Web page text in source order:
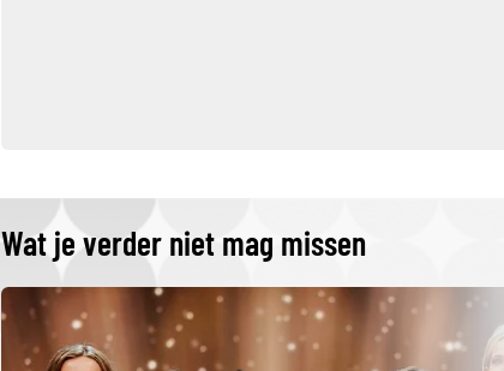
Wat je verder niet mag missen